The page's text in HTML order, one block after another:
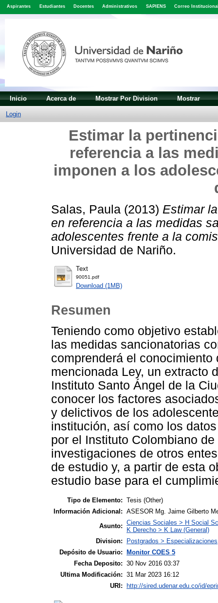
Aspirantes Estudiantes Docentes Administrativos SAPIENS Correo
Inicio Acerca de Mostrar Por Division Mostrar
Login
Estimar la
referencia a las
imponen a los
Salas, Paula (2013) Estimar
en referencia a las medidas
adolescentes frente a la
Universidad de Nariño.
Text
90051.pdf
Download (1MB)
Resumen
Teniendo como objetivo
las medidas sancionatorias
comprenderá el
mencionada Ley, un extracto
Instituto Santo Ángel de la
conocer los factores
y delictivos de los
institución, así como los
por el Instituto Colombiano
investigaciones de otros
de estudio y, a partir de esta
estudio base para el
Tipo de Elemento: Tesis (Other)
Información Adicional: ASESOR Mg. Jaime Gilberto
Asunto: Ciencias Sociales > H Social
K Derecho > K Law (General)
Division:
Postgrados > Especializaciones
Depósito de Usuario: Monitor COES 5
Fecha Deposito: 30 Nov 2016 03:37
Ultima Modificación: 31 Mar 2023 16:12
URI: http://sired.udenar.edu.co/id/